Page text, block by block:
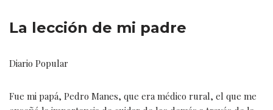
La lección de mi padre
Diario Popular
Fue mi papá, Pedro Manes, que era médico rural, el que me